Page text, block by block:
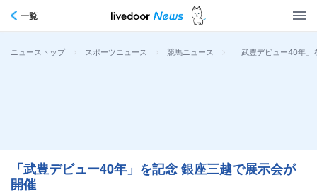
一覧
ニューストップ > スポーツニュース > 競馬ニュース > 「武豊デビュー40年
「武豊デビュー40年」を記念 銀座三越で展示会が
開催